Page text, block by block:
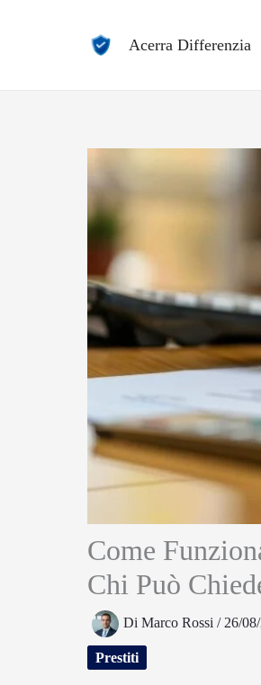
Acerra Differenzia
Come
Chi Può
Di Marco Rossi / 26/
Prestiti